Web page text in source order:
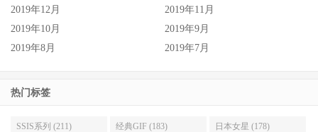
2019年12月
2019年11月
2019年10月
2019年9月
2019年8月
2019年7月
热门标签
SSIS系列 (211) 经典GIF (183) 日本女星 (178)